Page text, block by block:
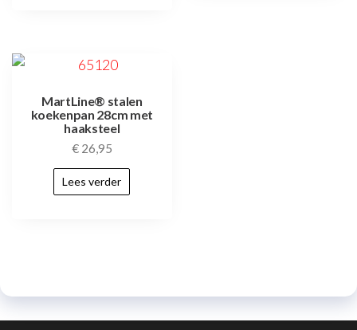
MartLine® stalen
koekenpan 28cm met
haaksteel
€26,95
Lees verder